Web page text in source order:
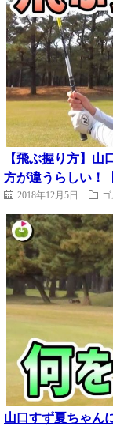
【飛ぶ握り方】山
方が違うらしい！
2018年12月5日
山口すず夏ちゃん